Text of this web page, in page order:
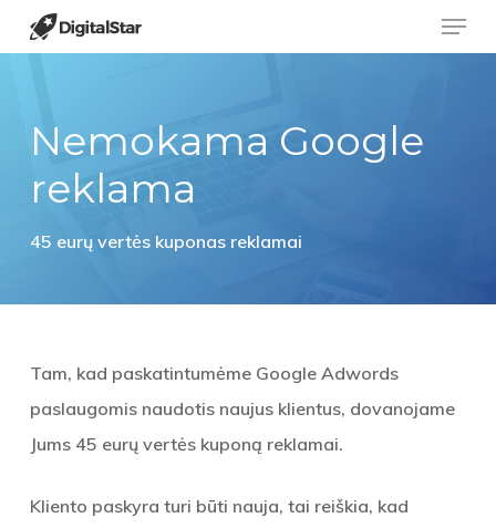
to
content
Menu
Nemokama Google
reklama
45 eurų vertės kuponas reklamai
Tam, kad paskatintumėme Google Adwords
paslaugomis naudotis naujus klientus, dovanojame
Jums 45 eurų vertės kuponą reklamai.
Kliento paskyra turi būti nauja, tai reiškia, kad